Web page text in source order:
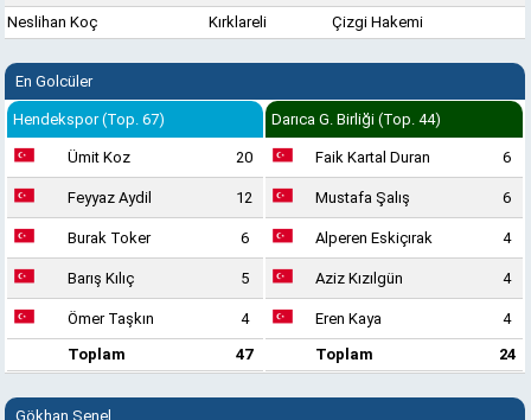
Neslihan Koç
Kırklareli Çizgi Hakemi
En Golcüler
Hendekspor (Top. 67)
Ümit Koz 20
Feyyaz Aydil 12
Burak Toker 6
Barış Kılıç 5
Ömer Taşkın
4
Toplam
47
Darıca G. Birliği (Top. 44)
Faik Kartal Duran 6
Mustafa Şalış 6
Alperen Eskiçırak 4
Aziz Kızılgün 4
Eren Kaya
4
Toplam
24
Gökhan Şenel